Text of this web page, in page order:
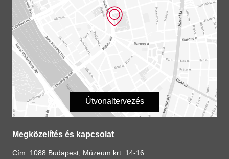
Útvonaltervezés
Megközelítés és kapcsolat
Cím: 1088 Budapest, Múzeum krt. 14-16.